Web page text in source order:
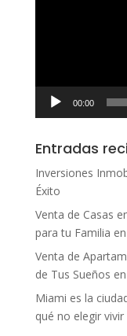
00:00
Entradas
Inversiones
Éxito
Venta de Casas
para tu Familia
Venta de
de Tus Sueños
Miami es la
qué no elegir vivir